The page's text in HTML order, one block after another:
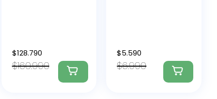
$160.990
$128.790
$6.990
$5.590